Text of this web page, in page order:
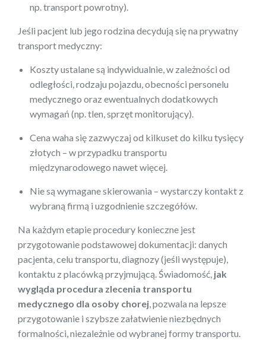
np. transport powrotny).
Jeśli pacjent lub jego rodzina decydują się na prywatny
transport medyczny:
Koszty ustalane są indywidualnie, w zależności od
odległości, rodzaju pojazdu, obecności personelu
medycznego oraz ewentualnych dodatkowych
wymagań (np. tlen, sprzęt monitorujący).
Cena waha się zazwyczaj od kilkuset do kilku tysięcy
złotych – w przypadku transportu
międzynarodowego nawet więcej.
Nie są wymagane skierowania – wystarczy kontakt z
wybraną firmą i uzgodnienie szczegółów.
Na każdym etapie procedury konieczne jest
przygotowanie podstawowej dokumentacji: danych
pacjenta, celu transportu, diagnozy (jeśli występuje),
kontaktu z placówką przyjmującą. Świadomość, jak
wygląda procedura zlecenia transportu
medycznego dla osoby chorej , pozwala na lepsze
przygotowanie i szybsze załatwienie niezbędnych
formalności, niezależnie od wybranej formy transportu.